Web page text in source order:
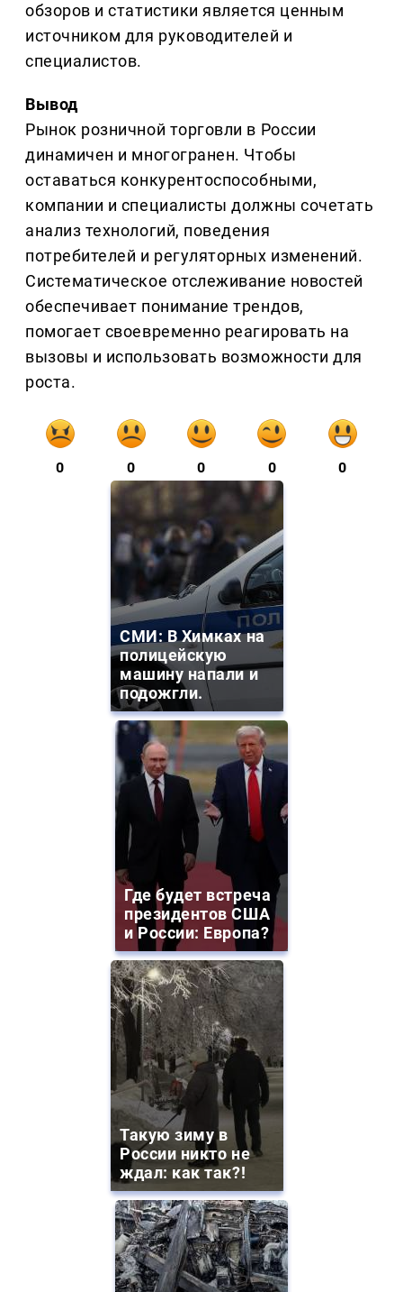
обзоров и статистики является ценным
источником для руководителей и
специалистов.
Вывод
Рынок розничной торговли в России
динамичен и многогранен. Чтобы
оставаться конкурентоспособными,
компании и специалисты должны сочетать
анализ технологий, поведения
потребителей и регуляторных изменений.
Систематическое отслеживание новостей
обеспечивает понимание трендов,
помогает своевременно реагировать на
вызовы и использовать возможности для
роста.
0 0 0 0 0
СМИ: В Химках на
полицейскую
машину напали и
подожгли.
Где будет встреча
президентов США
и России: Европа?
Такую зиму в
России никто не
ждал: как так?!